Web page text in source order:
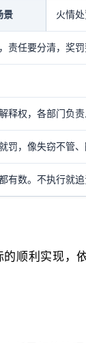
景 火情
责任要分清，奖罚
权，各部门负责
，像失窃不管、
数。不执行就追
顺利实现，